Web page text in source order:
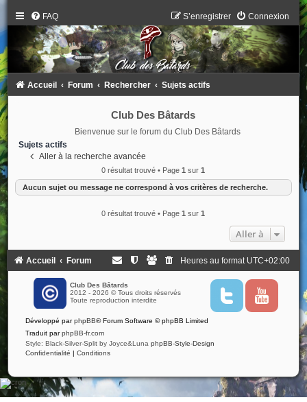
FAQ Connexion
S’enregistrer
Accueil Forum Rechercher Sujets actifs
Club Des Bâtards
Bienvenue sur le forum du Club Des Bâtards
Sujets actifs
Aller à la recherche avancée
0 résultat trouvé • Page1 sur1
Aucun sujet ou message ne correspond à vos critères de recherche.
0 résultat trouvé • Page1 sur1
Aller à
Accueil Forum Heures au format UTC+02:00
Club Des Bâtards
2012 - 2026 © Tous droits réservés
Toute reproduction interdite
T
i
Y
u
Développé parphpBB® Forum Software © phpBB Limited
Traduit parphpBB-fr.com
Style: Black-Silver-Split by Joyce&Luna phpBB-Style-Design
Confidentialité | Conditions